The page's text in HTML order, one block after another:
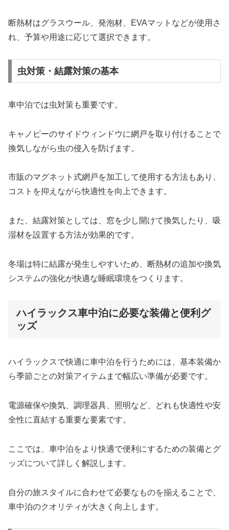
断熱材はグラスウール、発泡材、EVAマットなどが使用さ
れ、予算や用途に応じて選択できます。
虫対策・結露対策の基本
車中泊では虫対策も重要です。
キャノピーのサイドウィンドウに網戸を取り付けることで
換気しながら虫の侵入を防げます。
市販のマグネット式網戸を加工して使用する方法もあり、
コストを抑えながら快適性を向上できます。
また、結露対策としては、窓を少し開けて換気したり、吸
湿材を設置する方法が効果的です。
冬場は特に結露が発生しやすいため、断熱材の追加や換気
システムの強化が快適な睡眠環境をつくります。
ハイラックス車中泊に必要な装備と便利グ
ッズ
ハイラックスで快適に車中泊を行うためには、基本装備か
ら季節ごとの対策アイテムまで幅広い準備が必要です。
電源確保や換気、調理器具、照明など、どれも快適性や安
全性に直結する重要な要素です。
ここでは、車中泊をより快適で便利にするための装備とグ
ッズについて詳しく解説します。
自分の旅スタイルに合わせて必要なものを揃えることで、
車中泊のクオリティが大きく向上します。